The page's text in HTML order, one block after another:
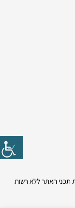
את תכני האתר ללא רשות